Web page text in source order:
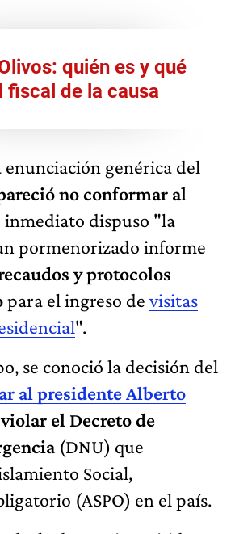
quién es y qué
fiscal de la causa
enunciación genérica del
no conformar al
inmediato dispuso "la
pormenorizado informe
y protocolos
para el ingreso de visitas
".
se conoció la decisión del
al presidente Alberto
el Decreto de
(DNU) que
Social,
(ASPO) en el país.